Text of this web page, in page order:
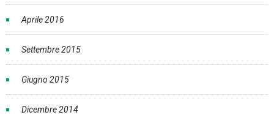
Aprile 2016
Settembre 2015
Giugno 2015
Dicembre 2014